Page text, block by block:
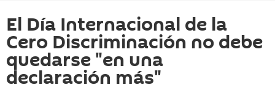
El Día Internacional de la
Cero Discriminación no debe
quedarse "en una
declaración más"